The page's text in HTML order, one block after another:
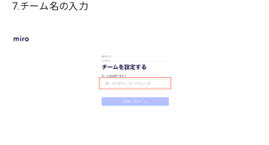
7.チーム名の入力